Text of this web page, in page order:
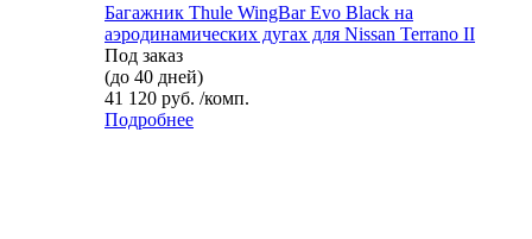
Багажник Thule WingBar Evo Black на
аэродинамических дугах для Nissan Terrano II
Под заказ
(до 40 дней)
41 120 руб. /комп.
Подробнее